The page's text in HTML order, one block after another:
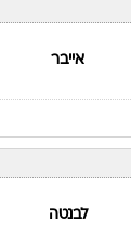
אייבר
לבנטה